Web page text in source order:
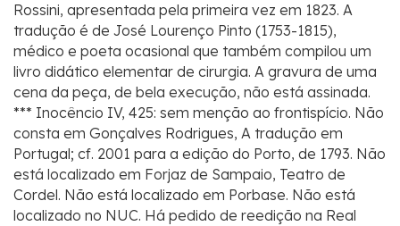
Rossini, apresentada pela primeira vez em 1823. A
tradução é de José Lourenço Pinto (1753-1815),
médico e poeta ocasional que também compilou um
livro didático elementar de cirurgia. A gravura de uma
cena da peça, de bela execução, não está assinada.
*** Inocêncio IV, 425: sem menção ao frontispício. Não
consta em Gonçalves Rodrigues, A tradução em
Portugal; cf. 2001 para a edição do Porto, de 1793. Não
está localizado em Forjaz de Sampaio, Teatro de
Cordel. Não está localizado em Porbase. Não está
localizado no NUC. Há pedido de reedição na Real